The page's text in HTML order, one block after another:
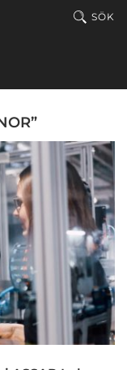
SÖK